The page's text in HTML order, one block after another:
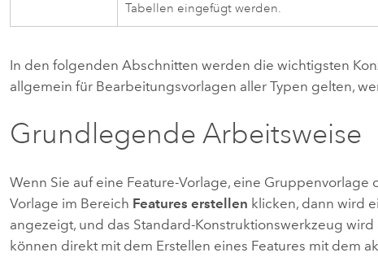
Tabellen eingefügt werden.
In den folgenden Abschnitten werden die wichtigsten
allgemein für Bearbeitungsvorlagen aller Typen gelten,
Grundlegende Arbeitsweise
Wenn Sie auf eine Feature-Vorlage, eine Gruppenvorlage
Vorlage im Bereich Features erstellen klicken, dann wird
angezeigt, und das Standard-Konstruktionswerkzeug wird
können direkt mit dem Erstellen eines Features mit dem